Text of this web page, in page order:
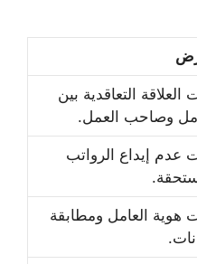
العلاقة التعاقدية بين
وصاحب العمل.
عدم إيداع الرواتب
هوية العامل ومطابقة